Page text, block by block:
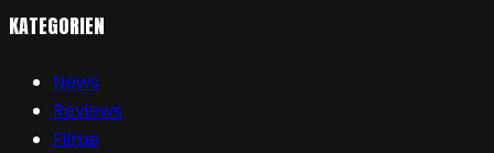
KATEGORIEN
News
Reviews
Filme